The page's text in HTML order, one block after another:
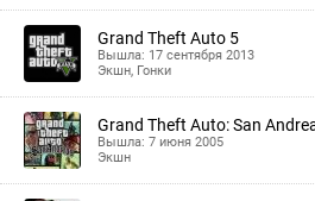
Grand Theft Auto 5
Вышла: 17 сентября 2013
Экшн, Гонки
Grand Theft Auto: San
Вышла: 7 июня 2005
Экшн